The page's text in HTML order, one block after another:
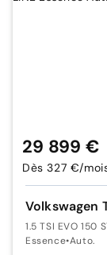
Volkswagen
1.5 TSI EVO 150
Essence•Auto.
29 899 €
Dès 327 €/